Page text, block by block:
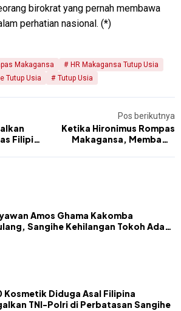
birokrat yang pernah membawa
perhatian nasional. (*)
Makagansa
HR Makagansa Tutup Usia
Tutup Usia
Tutup Usia
Filipina
Pos berikutnya
Ketika Hironimus Rompas
Makagansa, Membawa
Amos Ghama Kakomba
Sangihe Kehilangan Tokoh Adat
Kosmetik Diduga Asal Filipina
TNI-Polri di Perbatasan Sangihe